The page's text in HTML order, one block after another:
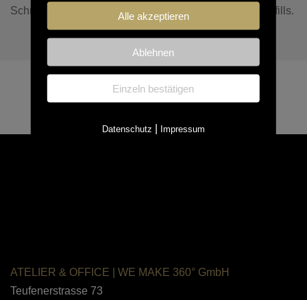
Schreibkultur wie Schreibpapiere, Notizbücher und Refills.
ATELIER & OFFICE WE MAKE 360° GmbH
Teufenerstrasse 73
Alle akzeptieren
Ablehnen
Einzeln bestätigen
Datenschutz | Impressum